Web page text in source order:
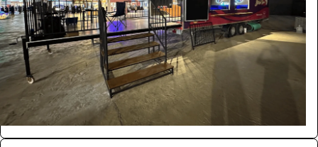
/ اليوم
الدمام
creative booth ( cheeze ksa )
0.0 (0)